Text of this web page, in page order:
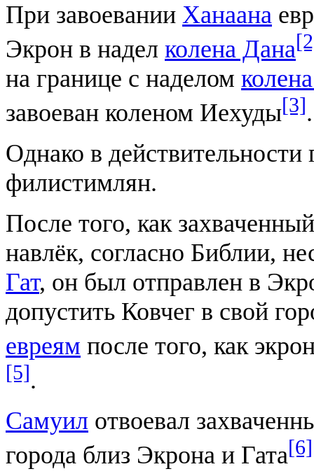
При завоевании Ханаана
Экрон в надел колена Дана
на границе с наделом
завоеван коленом Иехуды[3].
Однако в действительности
филистимлян.
После того, как
навлёк, согласно Библии,
Гат, он был отправлен в
допустить Ковчег в свой
евреям после того, как
[5].
Самуил отвоевал
города близ Экрона и Гата[6]